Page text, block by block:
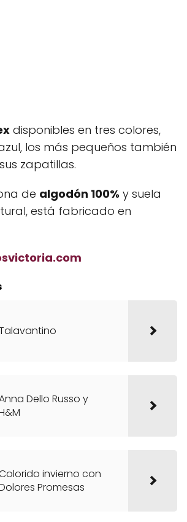
disponibles en tres colores,
los más pequeños también
zapatillas.
de algodón 100% y suela
está fabricado en
Dello Russo y
invierno con
Promesas